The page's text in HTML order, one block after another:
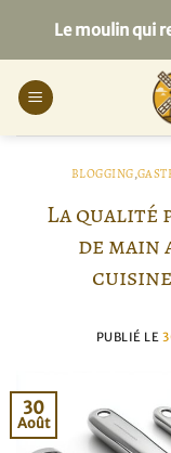
contenu
Le moulin qui
BLOGGING,
La qualité
de main
PUBLIÉ LE
30
Août